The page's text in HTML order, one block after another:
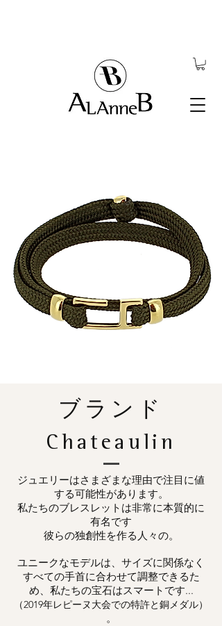
ブランド
Chateaulin
ジュエリーはさまざまな理由で注目に値
する可能性があります。
私たちのブレスレットは非常に本質的に
有名です
彼らの独創性を作る人々の。
ユニークなモデルは、サイズに関係なく
すべての手首に合わせて調整できるた
め、私たちの宝石はスマートです...
（2019年レピーヌ大会での特許と銅メダル）
。